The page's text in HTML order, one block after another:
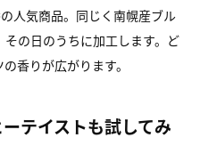
人気商品。同じく南幌産ブル
の日のうちに加工します。ど
香りが広がります。
テイストも試してみ